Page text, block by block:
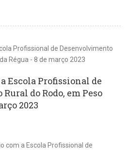
Escola Profissional de
do Rodo, em Peso
2023
com a Escola Profissional de